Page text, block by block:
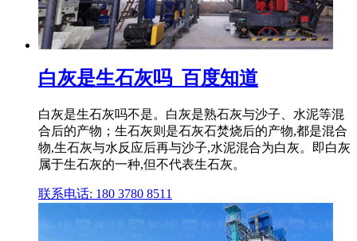
白灰是生石灰吗_百度知道
白灰是生石灰吗不是。白灰是熟石灰与沙子、水泥等混
合后的产物；生石灰则是石灰石焚烧后的产物,都是混合
物,生石灰与水反应后再与沙子,水泥混合为白灰。即白灰
属于生石灰的一种,但不代表生石灰。
联系电话: 180 3780 8511